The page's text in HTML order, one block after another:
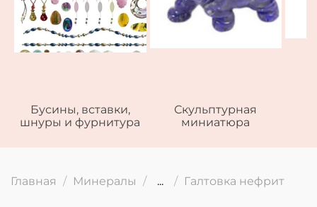
Бусины, вставки,
шнуры и фурнитура
Скульптурная
миниатюра
Главная Минералы ... Галтовка нефрит